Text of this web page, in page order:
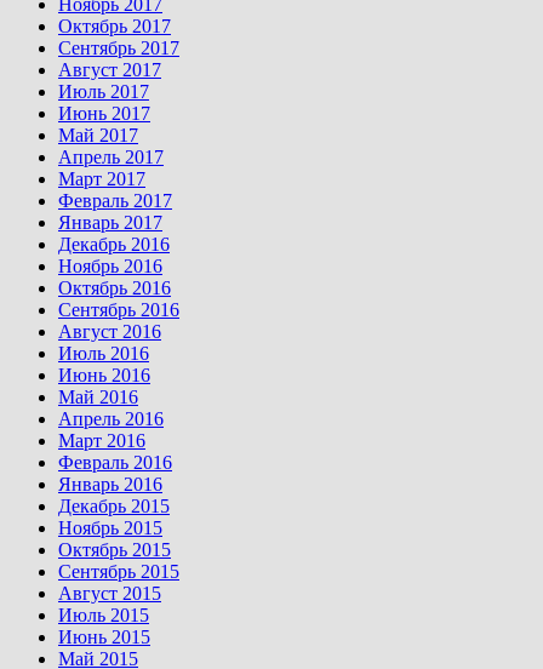
Ноябрь 2017
Октябрь 2017
Сентябрь 2017
Август 2017
Июль 2017
Июнь 2017
Май 2017
Апрель 2017
Март 2017
Февраль 2017
Январь 2017
Декабрь 2016
Ноябрь 2016
Октябрь 2016
Сентябрь 2016
Август 2016
Июль 2016
Июнь 2016
Май 2016
Апрель 2016
Март 2016
Февраль 2016
Январь 2016
Декабрь 2015
Ноябрь 2015
Октябрь 2015
Сентябрь 2015
Август 2015
Июль 2015
Июнь 2015
Май 2015